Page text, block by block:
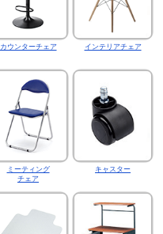
カウンターチェア インテリアチェア
ミーティング
チェア
キャスター